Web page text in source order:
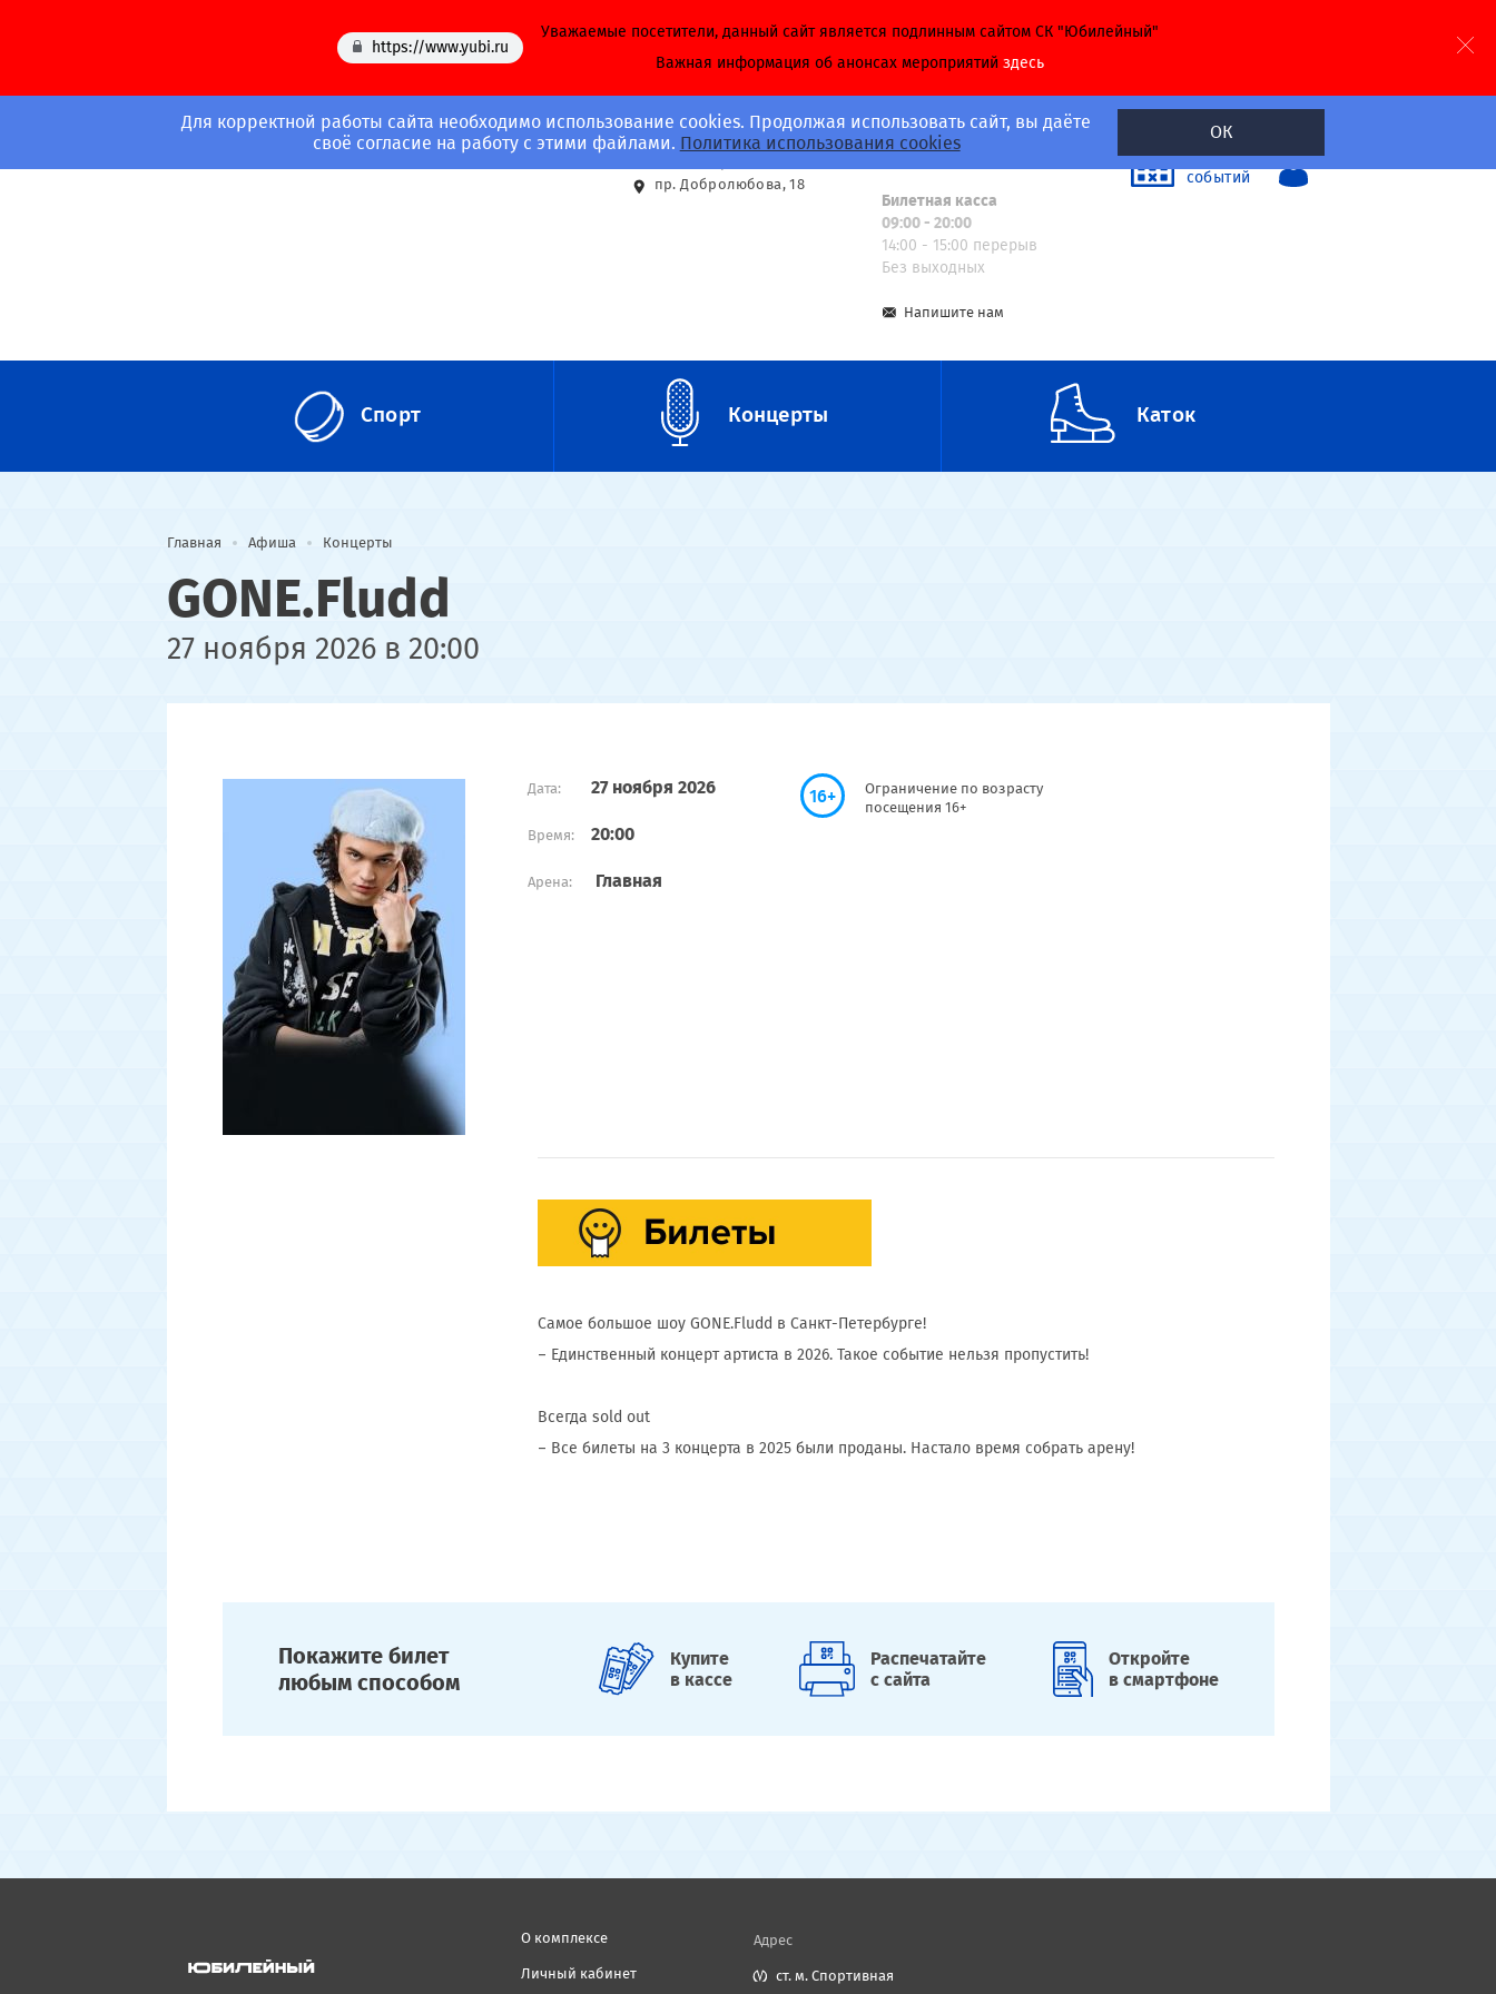
Для корректной работы сайта необходимо использование cookies. Продолжая использовать сайт, вы даёте
своё согласие на работу с этими файлами. Политика использования cookies
ОК
https://www.yubi.ru
Уважаемые посетители, данный сайт является подлинным сайтом СК "Юбилейный"
Важная информация об анонсах мероприятий здесь
Адрес
пр. Добролюбова, 18
Call-центр
8 (812) 703-40-40
Билетная касса
09:00 - 20:00
14:00 - 15:00 перерыв
Без выходных
Напишите нам
Календарь
событий
Спорт Концерты Каток
Главная Афиша Концерты
GONE.Fludd
27 ноября 2026 в 20:00
Дата: 27 ноября 2026
Время: 20:00
Арена: Главная
16+
Ограничение по возрасту
посещения 16+
Самое большое шоу GONE.Fludd в Санкт-Петербурге!
– Единственный концерт артиста в 2026. Такое событие нельзя пропустить!
Всегда sold out
– Все билеты на 3 концерта в 2025 были проданы. Настало время собрать арену!
Покажите билет
любым способом
Купите
в кассе
Распечатайте
с сайта
Откройте
в смартфоне
О комплексе
Личный кабинет
Адрес
ст. м. Спортивная